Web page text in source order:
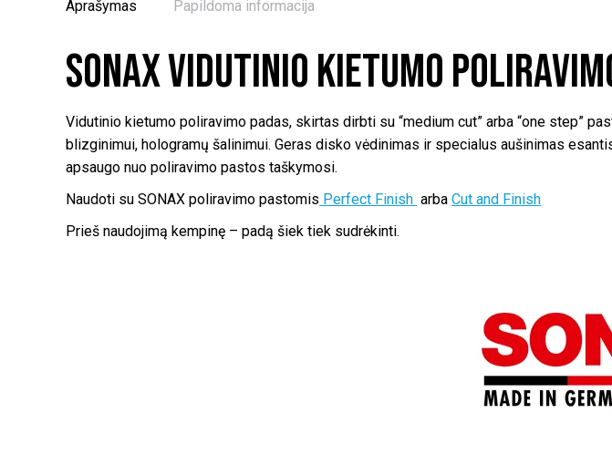
Aprašymas Papildoma informacija
SONAX Vidutinio kietumo
Vidutinio kietumo poliravimo padas, skirtas dirbti su “medium cut” arba “one step”
blizginimui, hologramų šalinimui. Geras disko vėdinimas ir specialus aušinimas
apsaugo nuo poliravimo pastos taškymosi.
Naudoti su SONAX poliravimo pastomis Perfect Finish arba Cut and Finish
Prieš naudojimą kempinę – padą šiek tiek sudrėkinti.